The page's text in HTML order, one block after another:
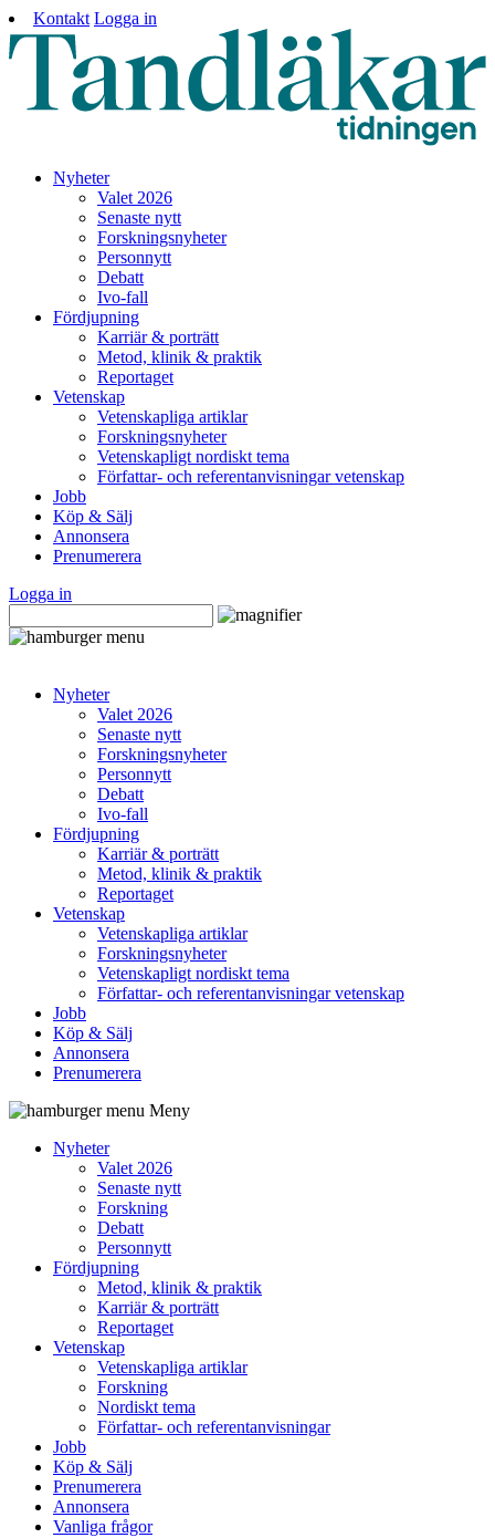
Kontakt Logga in
Nyheter
Valet 2026
Senaste nytt
Forskningsnyheter
Personnytt
Debatt
Ivo-fall
Fördjupning
Karriär & porträtt
Metod, klinik & praktik
Reportaget
Vetenskap
Vetenskapliga artiklar
Forskningsnyheter
Vetenskapligt nordiskt tema
Författar- och referentanvisningar vetenskap
Jobb
Köp & Sälj
Annonsera
Prenumerera
Logga in
Nyheter
Valet 2026
Senaste nytt
Forskningsnyheter
Personnytt
Debatt
Ivo-fall
Fördjupning
Karriär & porträtt
Metod, klinik & praktik
Reportaget
Vetenskap
Vetenskapliga artiklar
Forskningsnyheter
Vetenskapligt nordiskt tema
Författar- och referentanvisningar vetenskap
Jobb
Köp & Sälj
Annonsera
Prenumerera
Meny
Nyheter
Valet 2026
Senaste nytt
Forskning
Debatt
Personnytt
Fördjupning
Metod, klinik & praktik
Karriär & porträtt
Reportaget
Vetenskap
Vetenskapliga artiklar
Forskning
Nordiskt tema
Författar- och referentanvisningar
Jobb
Köp & Sälj
Prenumerera
Annonsera
Vanliga frågor